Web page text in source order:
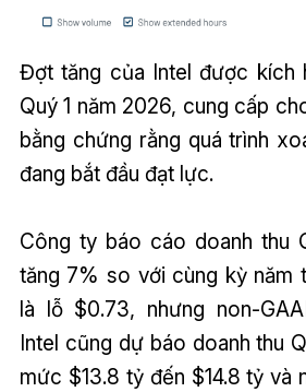
Đợt tăng của Intel được kích
Quý 1 năm 2026, cung cấp
bằng chứng rằng quá trình
đang bắt đầu đạt lực.
Công ty báo cáo doanh thu
tăng 7% so với cùng kỳ năm
là lỗ $0.73, nhưng non-
Intel cũng dự báo doanh thu
mức $13.8 tỷ đến $14.8 tỷ và